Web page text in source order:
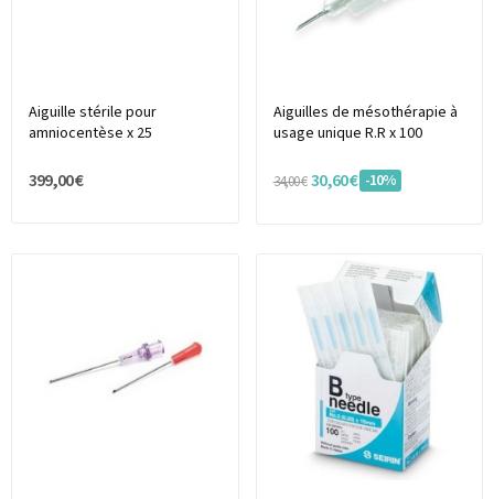
Aiguille stérile pour
amniocentèse x 25
399,00 €
Aiguilles de mésothérapie à
usage unique R.R x 100
34,00 € 30,60 € -10%